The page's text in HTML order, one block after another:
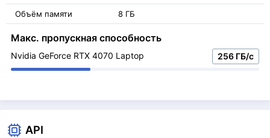
Объём памяти 8 ГБ
Макс. пропускная способность
Nvidia GeForce RTX 4070 Laptop 256 ГБ/с
API